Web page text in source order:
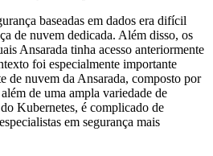
baseadas em dados era difícil
de nuvem dedicada. Além disso, os
Ansarada tinha acesso anteriormente
foi especialmente importante
de nuvem da Ansarada, composto por
de uma ampla variedade de
Kubernetes, é complicado de
em segurança mais